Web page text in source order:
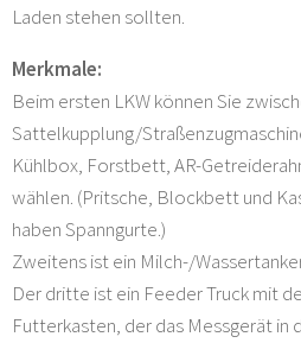
Laden stehen sollten.
Merkmale:
Beim ersten LKW können Sie
Sattelkupplung/
Kühlbox, Forstbett, AR-
wählen. (Pritsche, Blockbett und
haben Spanngurte.)
Zweitens ist ein Milch-/
Der dritte ist ein Feeder Truck mit
Futterkasten, der das Messgerät in